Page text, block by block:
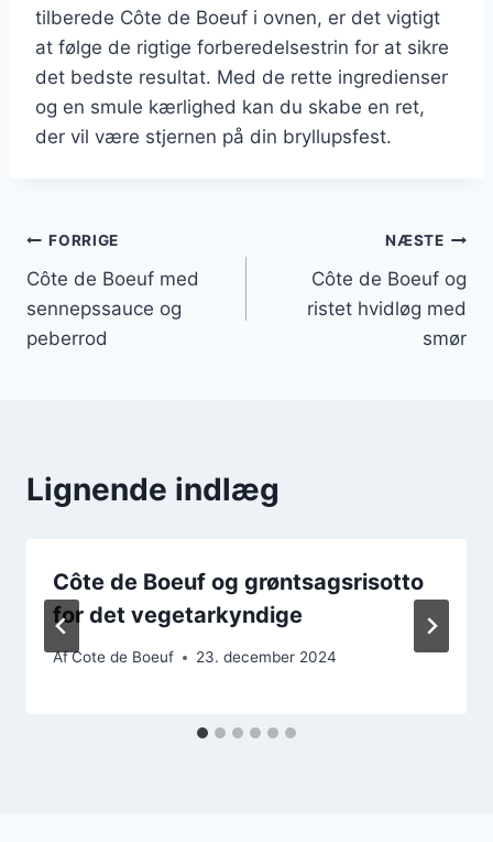
tilberede Côte de Boeuf i ovnen, er det vigtigt
at følge de rigtige forberedelsestrin for at sikre
det bedste resultat. Med de rette ingredienser
og en smule kærlighed kan du skabe en ret,
der vil være stjernen på din bryllupsfest.
Indlægsnavigation
FORRIGE
Côte de Boeuf med
sennepssauce og
peberrod
NÆSTE
Côte de Boeuf og
ristet hvidløg med
smør
Lignende indlæg
Côte de Boeuf og grøntsagsrisotto
for det vegetarkyndige
AfCote de Boeuf 23. december 2024